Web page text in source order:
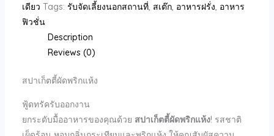
เดียว Tags: รับจัดเลี้ยงนอกสถานที่, สเต๊ก, อาหารฝรั่ง อาหาร
ฟิวชั่น
Description
Reviews (0)
สปาเก็ตตี้ผัดพริกแห้ง
ฟู้ดทรัครับออกงาน
ยกระดับมื้ออาหารของคุณด้วย สปาเก็ตตี้ผัดพริกแห้ง! รสชาติ